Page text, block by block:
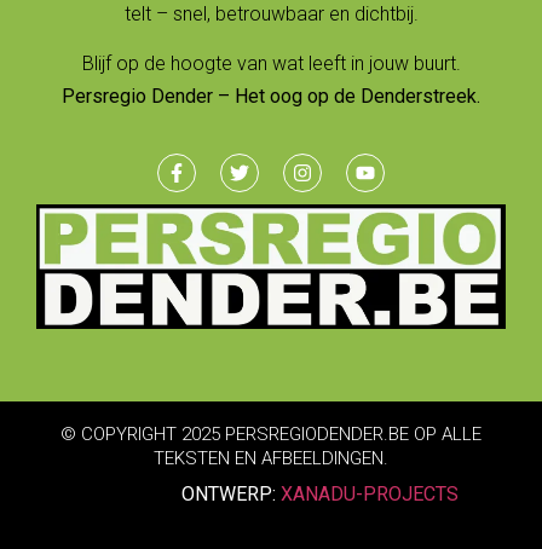
telt – snel, betrouwbaar en dichtbij.
Blijf op de hoogte van wat leeft in jouw buurt.
Persregio Dender – Het oog op de Denderstreek.
© COPYRIGHT 2025 PERSREGIODENDER.BE OP ALLE
TEKSTEN EN AFBEELDINGEN.
ONTWERP: XANADU-PROJECTS